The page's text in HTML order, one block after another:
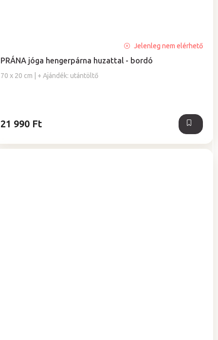
PRÁNA jóga hengerpárna huzattal - bordó
70 x 20 cm | + Ajándék: utántöltő
termék
átlagos
értékelése
Jelenleg nem elérhető
21 990 Ft